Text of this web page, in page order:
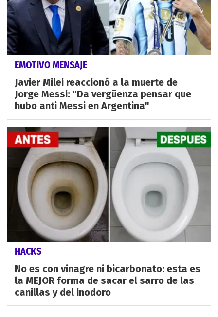
EMOTIVO MENSAJE
Javier Milei reaccionó a la muerte de
Jorge Messi: "Da vergüenza pensar que
hubo anti Messi en Argentina"
HACKS
No es con vinagre ni bicarbonato: esta es
la MEJOR forma de sacar el sarro de las
canillas y del inodoro